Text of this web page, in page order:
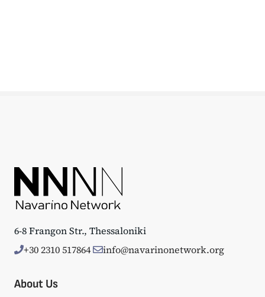
6-8 Frangon Str., Thessaloniki
+30 2310 517864
info@navarinonetwork.org
About Us